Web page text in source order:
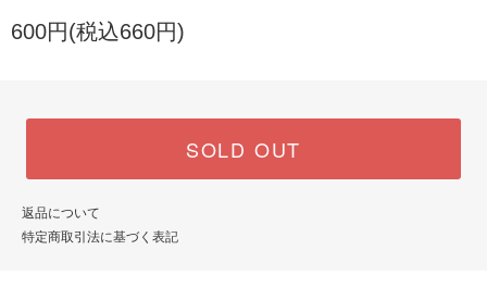
600円(税込660円)
SOLD OUT
返品について
特定商取引法に基づく表記